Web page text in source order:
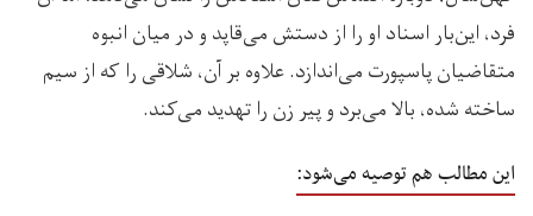
فرد، این‌بار اسناد او را از دستش می‌قاپد و در میان انبوه
متقاضیان پاسپورت می‌اندازد. علاوه بر آن، شلاقی را که از سیم
ساخته شده، بالا می‌برد و پیر زن را تهدید می‌کند.
این مطالب هم توصیه می‌شود: